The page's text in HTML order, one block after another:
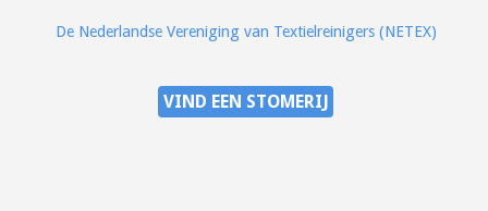
De Nederlandse Vereniging van Textielreinigers (NETEX)
VIND EEN STOMERIJ